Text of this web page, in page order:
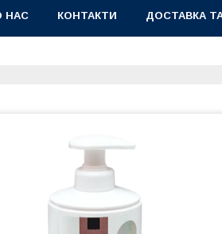
НАС КОНТАКТИ ДОСТАВКА